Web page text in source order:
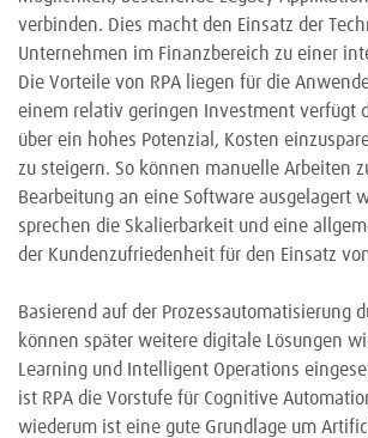
verbinden. Dies macht den Einsatz der
Unternehmen im Finanzbereich zu einer
Die Vorteile von RPA liegen für die
einem relativ geringen Investment verfügt
über ein hohes Potenzial, Kosten
zu steigern. So können manuelle Arbeiten
Bearbeitung an eine Software ausgelagert
sprechen die Skalierbarkeit und eine
der Kundenzufriedenheit für den Einsatz
Basierend auf der Prozessautomatisierung
können später weitere digitale Lösungen
Learning und Intelligent Operations
ist RPA die Vorstufe für Cognitive
wiederum ist eine gute Grundlage um